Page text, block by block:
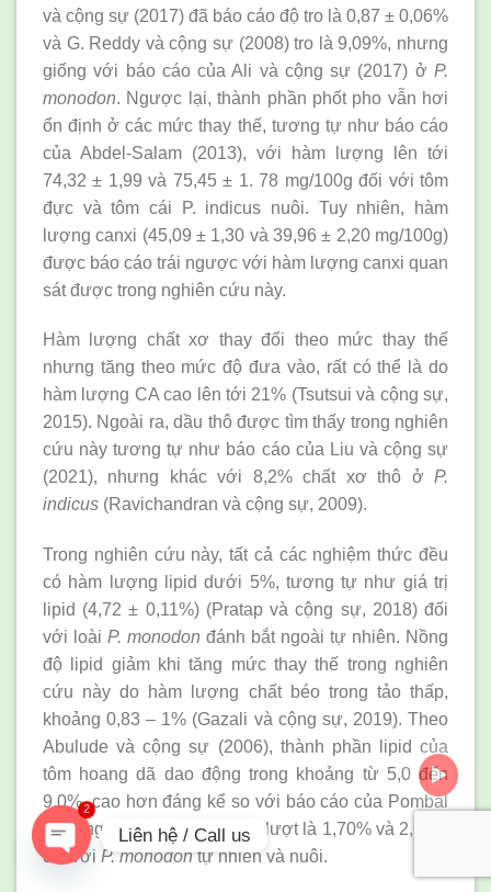
và cộng sự (2017) đã báo cáo độ tro là 0,87 ± 0,06%
và G. Reddy và cộng sự (2008) tro là 9,09%, nhưng
giống với báo cáo của Ali và cộng sự (2017) ở P.
monodon. Ngược lại, thành phần phốt pho vẫn hơi
ổn định ở các mức thay thế, tương tự như báo cáo
của Abdel-Salam (2013), với hàm lượng lên tới
74,32 ± 1,99 và 75,45 ± 1. 78 mg/100g đối với tôm
đực và tôm cái P. indicus nuôi. Tuy nhiên, hàm
lượng canxi (45,09 ± 1,30 và 39,96 ± 2,20 mg/100g)
được báo cáo trái ngược với hàm lượng canxi quan
sát được trong nghiên cứu này.
Hàm lượng chất xơ thay đổi theo mức thay thế
nhưng tăng theo mức độ đưa vào, rất có thể là do
hàm lượng CA cao lên tới 21% (Tsutsui và cộng sự,
2015). Ngoài ra, dầu thô được tìm thấy trong nghiên
cứu này tương tự như báo cáo của Liu và cộng sự
(2021), nhưng khác với 8,2% chất xơ thô ở P.
indicus (Ravichandran và cộng sự, 2009).
Trong nghiên cứu này, tất cả các nghiệm thức đều
có hàm lượng lipid dưới 5%, tương tự như giá trị
lipid (4,72 ± 0,11%) (Pratap và cộng sự, 2018) đối
với loài P. monodon đánh bắt ngoài tự nhiên. Nồng
độ lipid giảm khi tăng mức thay thế trong nghiên
cứu này do hàm lượng chất béo trong tảo thấp,
khoảng 0,83 – 1% (Gazali và cộng sự, 2019). Theo
Abulude và cộng sự (2006), thành phần lipid của
tôm hoang dã dao động trong khoảng từ 5,0 đến
9,0%, cao hơn đáng kể so với báo cáo của Pombal
và cộng sự (2017) giá trị lần lượt là 1,70% và 2,69%
đối với P. monodon tự nhiên và nuôi.
Liên hệ / Call us
2